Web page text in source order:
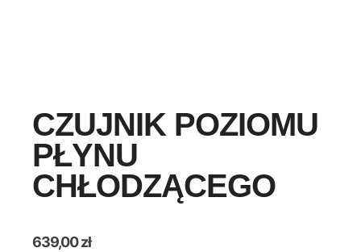
CZUJNIK POZIOMU
PŁYNU
CHŁODZĄCEGO
639,00zł